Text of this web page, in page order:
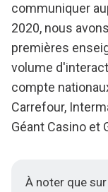
communiquer
2020, nous
premières
volume
compte
Carrefour,
Géant Casino et
À noter que